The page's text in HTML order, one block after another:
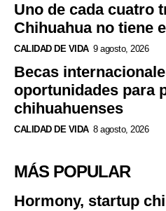
Uno de cada cuatro
Chihuahua no tiene
CALIDAD DE VIDA 9 agosto, 2026
Becas
oportunidades para
chihuahuenses
CALIDAD DE VIDA 8 agosto, 2026
MÁS POPULAR
Hormony, startup